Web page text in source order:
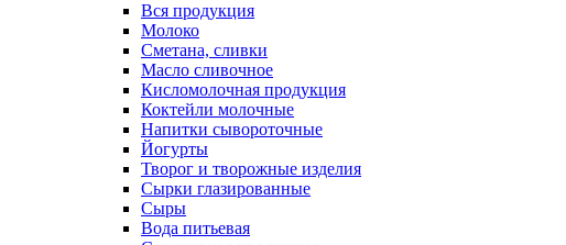
Вся продукция
Молоко
Сметана, сливки
Масло сливочное
Кисломолочная продукция
Коктейли молочные
Напитки сывороточные
Йогурты
Творог и творожные изделия
Сырки глазированные
Сыры
Вода питьевая